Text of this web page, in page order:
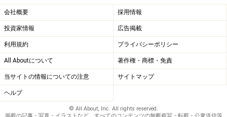
会社概要 採用情報
投資家情報 広告掲載
利用規約 プライバシーポリシー
All Aboutについて 著作権・商標・免責
当サイトの情報についての注意 サイトマップ
ヘルプ
© All About, Inc. All rights reserved.
掲載の記事・写真・イラストなど、すべてのコンテンツの無断複写・転載・公衆送信等